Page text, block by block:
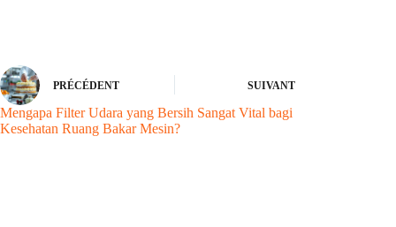
PRÉCÉDENT SUIVANT
Mengapa Filter Udara yang Bersih Sangat Vital bagi
Kesehatan Ruang Bakar Mesin?